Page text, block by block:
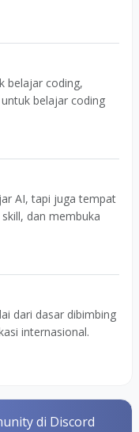
belajar coding,
belajar coding
AI, tapi juga tempat
dan membuka
dari dasar dibimbing
internasional.
di Discord